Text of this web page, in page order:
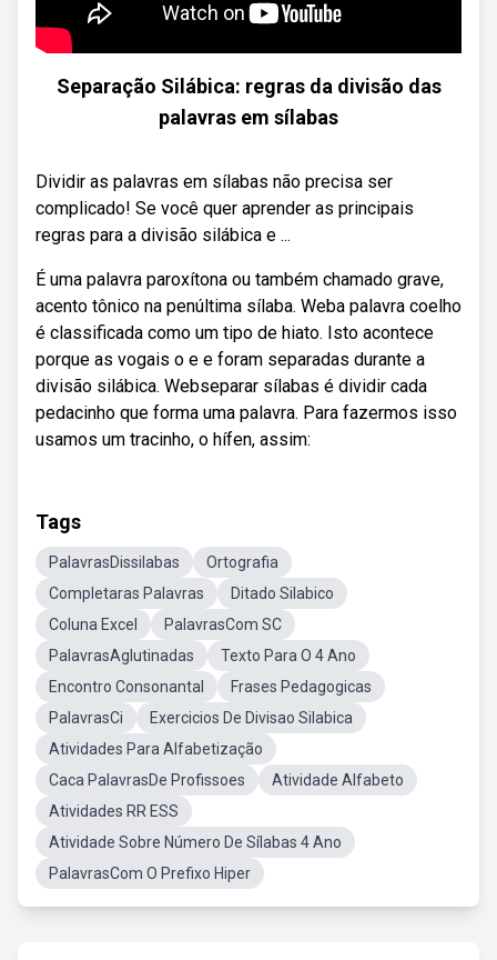
Separação Silábica: regras da divisão das
palavras em sílabas
Dividir as palavras em sílabas não precisa ser
complicado! Se você quer aprender as principais
regras para a divisão silábica e ...
É uma palavra paroxítona ou também chamado grave,
acento tônico na penúltima sílaba. Weba palavra coelho
é classificada como um tipo de hiato. Isto acontece
porque as vogais o e e foram separadas durante a
divisão silábica. Webseparar sílabas é dividir cada
pedacinho que forma uma palavra. Para fazermos isso
usamos um tracinho, o hífen, assim:
Tags
PalavrasDissilabas
Ortografia
Completaras Palavras
Ditado Silabico
Coluna Excel
PalavrasCom SC
PalavrasAglutinadas
Texto Para O 4 Ano
Encontro Consonantal
Frases Pedagogicas
PalavrasCi
Exercicios De Divisao Silabica
Atividades Para Alfabetização
Caca PalavrasDe Profissoes
Atividade Alfabeto
Atividades RR ESS
Atividade Sobre Número De Sílabas 4 Ano
PalavrasCom O Prefixo Hiper